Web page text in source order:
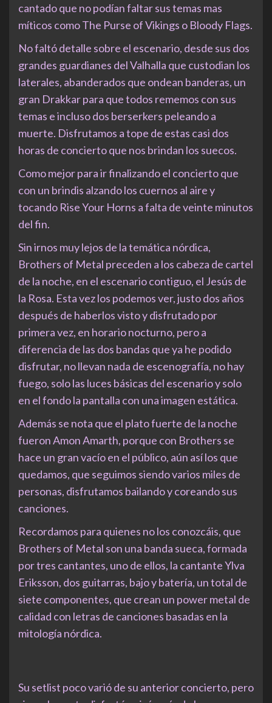
cantado que no podían faltar sus temas mas
míticos como The Purse of Vikings o Bloody Flags.
No faltó detalle sobre el escenario, desde sus dos
grandes guardianes del Valhalla que custodian los
laterales, abanderados que ondean banderas, un
gran Drakkar para que todos rememos con sus
temas e incluso dos berserkers peleando a
muerte. Disfrutamos a tope de estas casi dos
horas de concierto que nos brindan los suecos.
Como mejor para ir finalizando el concierto que
con un brindis alzando los cuernos al aire y
tocando Rise Your Horns a falta de veinte minutos
del fin.
Sin irnos muy lejos de la temática nórdica,
Brothers of Metal preceden a los cabeza de cartel
de la noche, en el escenario contiguo, el Jesús de
la Rosa. Esta vez los podemos ver, justo dos años
después de haberlos visto y disfrutado por
primera vez, en horario nocturno, pero a
diferencia de las dos bandas que ya he podido
disfrutar, no llevan nada de escenografía, no hay
fuego, solo las luces básicas del escenario y solo
en el fondo la pantalla con una imagen estática.
Además se nota que el plato fuerte de la noche
fueron Amon Amarth, porque con Brothers se
hace un gran vacío en el público, aún así los que
quedamos, que seguimos siendo varios miles de
personas, disfrutamos bailando y coreando sus
canciones.
Recordamos para quienes no los conozcáis, que
Brothers of Metal son una banda sueca, formada
por tres cantantes, uno de ellos, la cantante Ylva
Eriksson, dos guitarras, bajo y batería, un total de
siete componentes, que crean un power metal de
calidad con letras de canciones basadas en la
mitología nórdica.
Su setlist poco varió de su anterior concierto, pero